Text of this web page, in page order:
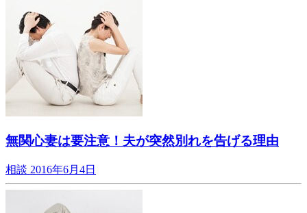
無関心妻は要注意！夫が突然別れを告げる理由
相談 2016年6月4日